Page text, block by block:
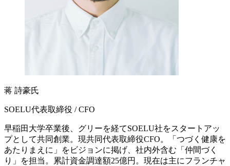
蒋 詩豪氏
SOELU代表取締役 / CFO
早稲田大学卒業後、グリーを経てSOELU社をスタートアッ
プとして共同創業。現共同代表取締役CFO。「つづく健康を
あたりまえに」をビジョンに掲げ、社内外含む「仲間づく
り」を担当。累計資金調達額25億円。現在は主にフランチャ